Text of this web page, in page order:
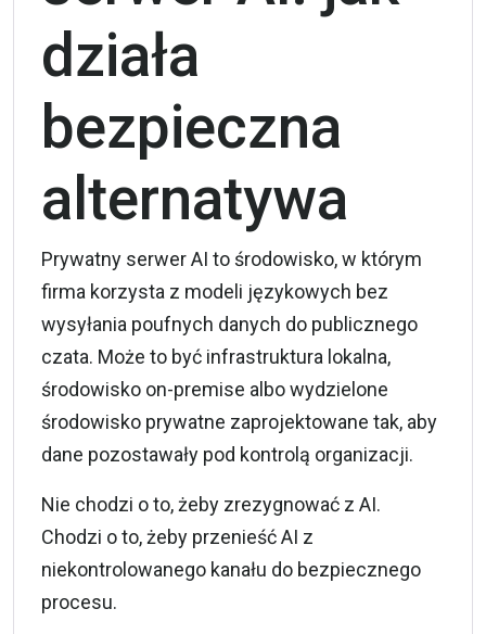
działa
bezpieczna
alternatywa
Prywatny serwer AI to środowisko, w którym
firma korzysta z modeli językowych bez
wysyłania poufnych danych do publicznego
czata. Może to być infrastruktura lokalna,
środowisko on-premise albo wydzielone
środowisko prywatne zaprojektowane tak, aby
dane pozostawały pod kontrolą organizacji.
Nie chodzi o to, żeby zrezygnować z AI.
Chodzi o to, żeby przenieść AI z
niekontrolowanego kanału do bezpiecznego
procesu.